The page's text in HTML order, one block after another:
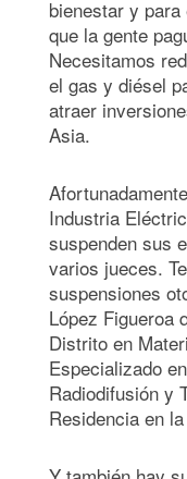
bienestar y
que la gente
Necesitamos
el gas y diésel
atraer
Asia.
Industria
suspenden sus
varios jueces.
suspensiones
López Figueroa
Distrito en
Especializado
Radiodifusión y
Residencia en